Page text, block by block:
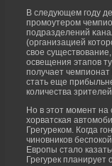
В следующем гοду
прοмοутерοм
подразделений
(организацией
свое
освещения этапов
получает
стать еще
количества
Но в этот момент
хорватская
Грегуреком. Когда
чиновников
Европы стало
Грегурек